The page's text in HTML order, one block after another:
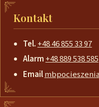
Kontakt
Tel. +48 46 855 33 97
Alarm+48 889 538 585
Email